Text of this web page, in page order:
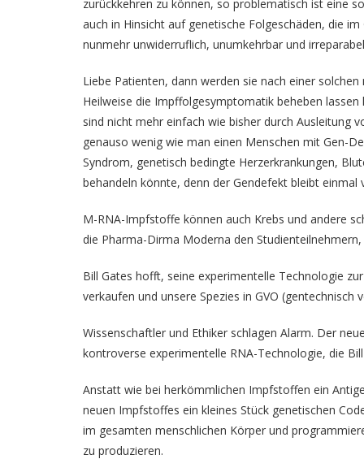
zurückkehren zu können, so problematisch ist eine
auch in Hinsicht auf genetische Folgeschäden, die
nunmehr unwiderruflich, unumkehrbar und
Liebe Patienten, dann werden sie nach einer
Heilweise die Impffolgesymptomatik beheben
sind nicht mehr einfach wie bisher durch Ausleitung
genauso wenig wie man einen Menschen mit Gen-
Syndrom, genetisch bedingte Herzerkrankungen,
behandeln könnte, denn der Gendefekt bleibt
M-RNA-Impfstoffe können auch Krebs und andere
die Pharma-Dirma Moderna den
Bill Gates hofft, seine experimentelle Technologie
verkaufen und unsere Spezies in GVO
Wissenschaftler und Ethiker schlagen Alarm. Der
kontroverse experimentelle RNA-Technologie, die
Anstatt wie bei herkömmlichen Impfstoffen ein
neuen Impfstoffes ein kleines Stück genetischen
im gesamten menschlichen Körper und
zu produzieren.